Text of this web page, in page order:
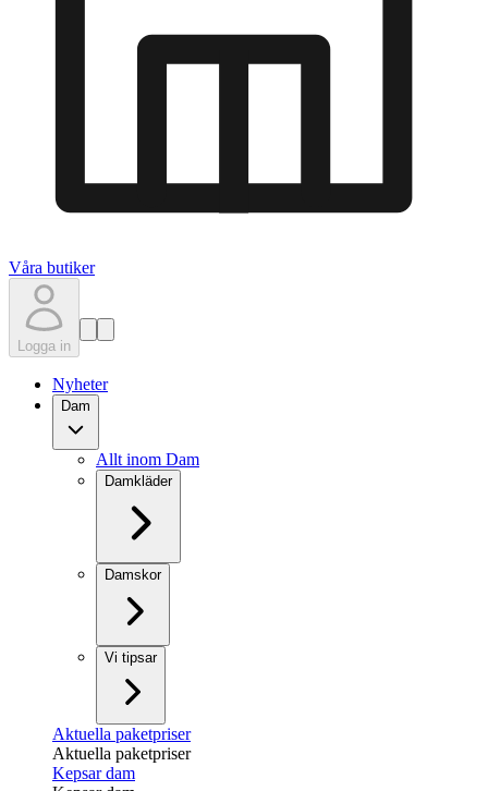
Våra butiker
Logga in
Nyheter
Dam
Allt inom Dam
Damkläder
Damskor
Vi tipsar
Aktuella paketpriser
Aktuella paketpriser
Kepsar dam